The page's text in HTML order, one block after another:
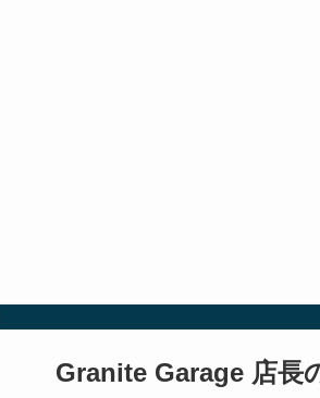
Granite Garage 店長